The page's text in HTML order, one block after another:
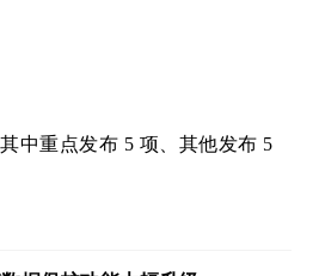
中重点发布 5 项、其他发布 5